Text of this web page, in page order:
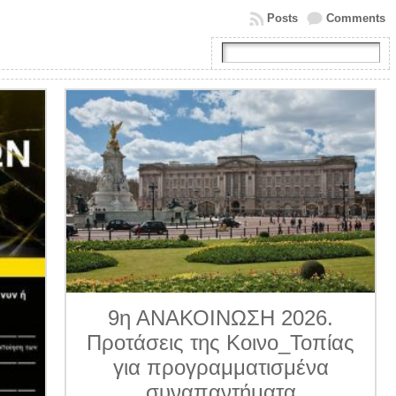
Comments
Posts
9η ΑΝΑΚΟΙΝΩΣΗ 2026.
Προτάσεις της Κοινο_Τοπίας
για προγραμματισμένα